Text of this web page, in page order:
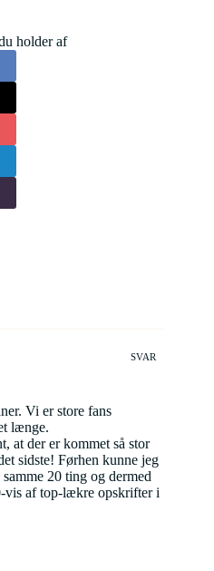
holder af
SVAR
Vi er store fans
længe.
at der er kommet så stor
sidste! Førhen kunne jeg
20 ting og dermed
vis af top-lækre opskrifter i